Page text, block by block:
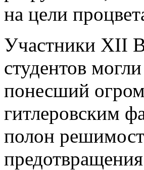
на цели
Участники XII
студентов
понесший
гитлеровским
полон